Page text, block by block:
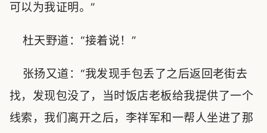
可以为我证明。”
杜天野道：“接着说！”
张扬又道：“我发现手包丢了之后返回老街去
找，发现包没了，当时饭店老板给我提供了一个
线索，我们离开之后，李祥军和一帮人坐进了那